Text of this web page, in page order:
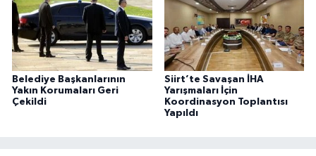
Belediye Başkanlarının
Yakın Korumaları Geri
Çekildi
Siirt’te Savaşan İHA
Yarışmaları İçin
Koordinasyon Toplantısı
Yapıldı